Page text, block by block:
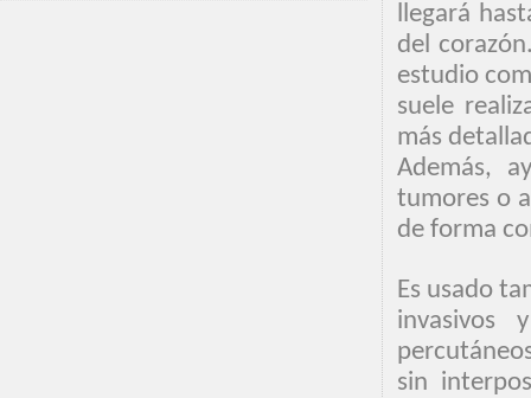
llegará
del
estudio
suele
más
Además,
tumores o
de forma
Es usado
invasivos
sin